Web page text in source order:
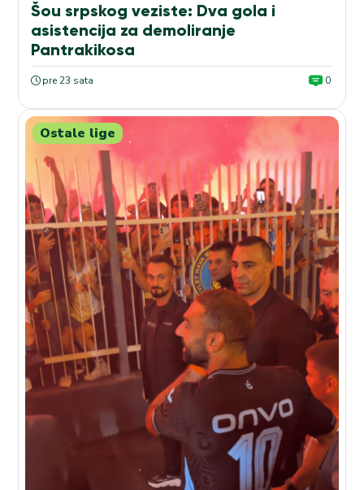
Šou srpskog veziste: Dva gola i
asistencija za demoliranje
Pantrakikosa
pre 23 sata 0
Ostale lige